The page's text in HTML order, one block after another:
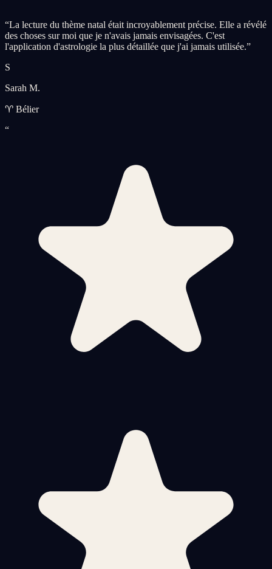
“La lecture du thème natal était incroyablement précise. Elle a révélé
des choses sur moi que je n'avais jamais envisagées. C'est
l'application d'astrologie la plus détaillée que j'ai jamais utilisée.”
S
Sarah M.
♈ Bélier
“